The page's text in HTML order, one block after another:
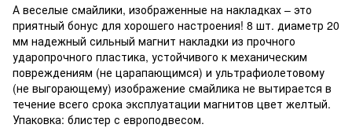
А веселые смайлики, изображенные на накладках – это
приятный бонус для хорошего настроения! 8 шт. диаметр 20
мм надежный сильный магнит накладки из прочного
ударопрочного пластика, устойчивого к механическим
повреждениям (не царапающимся) и ультрафиолетовому
(не выгорающему) изображение смайлика не вытирается в
течение всего срока эксплуатации магнитов цвет желтый.
Упаковка: блистер с европодвесом.